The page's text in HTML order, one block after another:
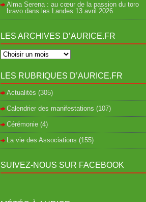
Alma Serena : au cœur de la passion du toro
bravo dans les Landes 13 avril 2026
LES ARCHIVES D’AURICE.FR
LES RUBRIQUES D’AURICE.FR
Actualités (305)
Calendrier des manifestations (107)
Cérémonie (4)
La vie des Associations (155)
SUIVEZ-NOUS SUR FACEBOOK